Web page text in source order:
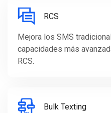
RCS
Mejora los SMS
capacidades más
RCS.
Bulk Texting